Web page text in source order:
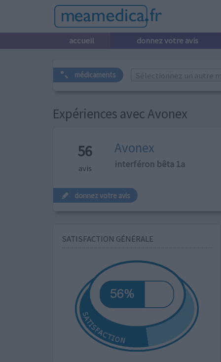
accueil donnez votre avis
médicaments Sélectionnez un autre
Expériences avec Avonex
56
avis
Avonex
interféron bêta 1a
donnez votre avis
SATISFACTION GÉNÉRALE